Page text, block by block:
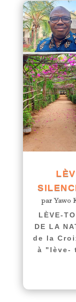
parYawo
LÈVE-
DE LA
de la
à "lève-